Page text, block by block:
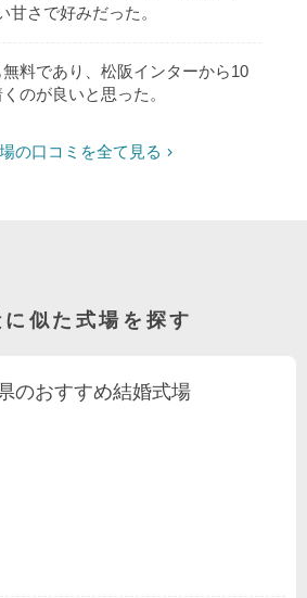
甘さで好みだった。
料であり、松阪インターから10
のが良いと思った。
の口コミを全て見る
似た式場を探す
のおすすめ結婚式場